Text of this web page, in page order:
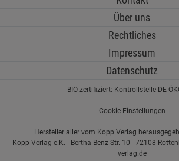
Über uns
Rechtliches
Impressum
Datenschutz
BIO-zertifiziert: Kontrollstelle DE-
Cookie-Einstellungen
Hersteller aller vom Kopp Verlag
Kopp Verlag e.K. - Bertha-Benz-Str. 10 - 72108
verlag.de